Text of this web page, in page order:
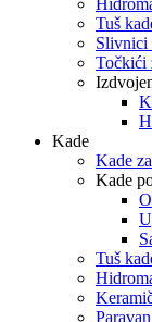
Tuš
Slivnici
Točkići
Kade
Kade
Kade
Tuš